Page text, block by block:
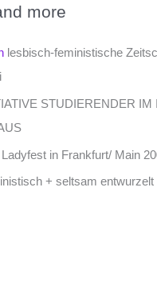
more
lesbisch-feministische
STUDIERENDER IM
Ladyfest in Frankfurt/ Main
+ seltsam entwurzelt